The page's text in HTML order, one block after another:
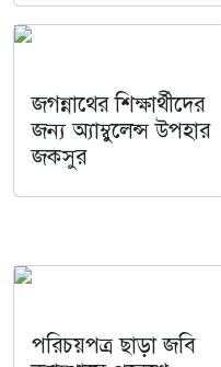
জগন্নাথের শিক্ষার্থীদের
জন্য অ্যাম্বুলেন্স উপহার
জকসুর
পরিচয়পত্র ছাড়া জবি